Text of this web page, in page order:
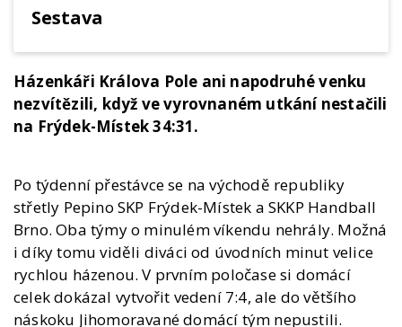
Sestava
Házenkáři Králova Pole ani napodruhé venku
nezvítězili, když ve vyrovnaném utkání nestačili
na Frýdek-Místek 34:31.
Po týdenní přestávce se na východě republiky
střetly Pepino SKP Frýdek-Místek a SKKP Handball
Brno. Oba týmy o minulém víkendu nehrály. Možná
i díky tomu viděli diváci od úvodních minut velice
rychlou házenou. V prvním poločase si domácí
celek dokázal vytvořit vedení 7:4, ale do většího
náskoku Jihomoravané domácí tým nepustili.